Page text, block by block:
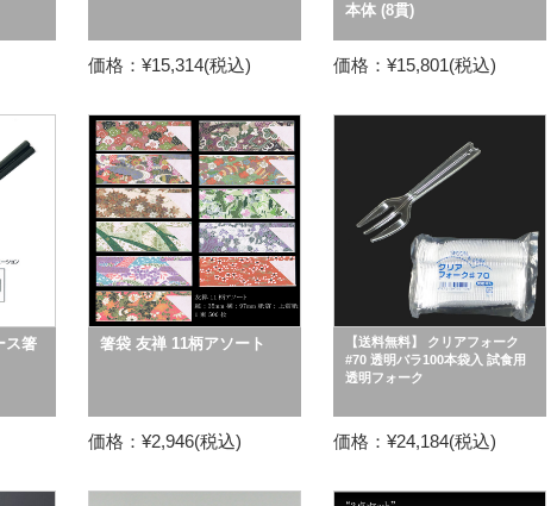
価格：¥15,314(税込)
本体 (8貫)
価格：¥15,801(税込)
ス箸 箸袋 友禅 11柄アソート
価格：¥2,946(税込)
【送料無料】 クリアフォーク
#70 透明バラ100本袋入 試食用
透明フォーク
価格：¥24,184(税込)